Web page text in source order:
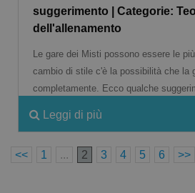
suggerimento | Categorie:
dell'allenamento
Le gare dei Misti possono essere le
cambio di stile c'è la possibilità che la
completamente. Ecco qualche
Leggi di più
<< 1 ... 2 3 4 5 6 >>